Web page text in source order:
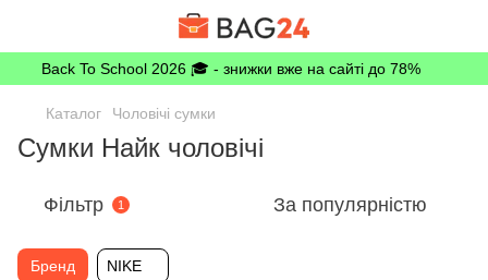
Back To School 2026 🎓 - знижки вже на сайті до 78%
Каталог Чоловічі сумки
Сумки Найк чоловічі
Фільтр 1 За популярністю
Бренд NIKE